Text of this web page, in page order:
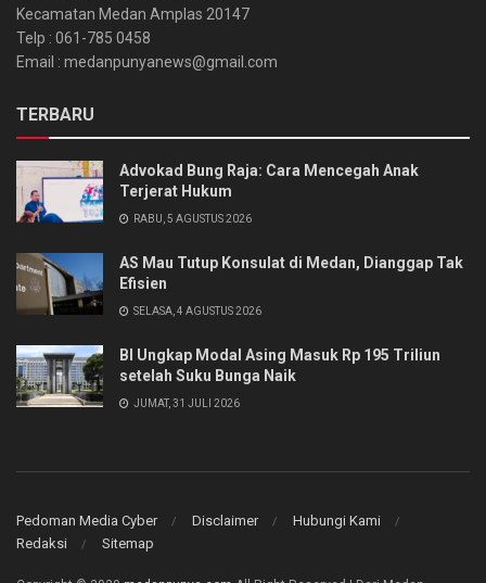
Kecamatan Medan Amplas 20147
Telp : 061-785 0458
Email : medanpunyanews@gmail.com
TERBARU
Advokad Bung Raja: Cara Mencegah Anak
Terjerat Hukum
RABU, 5 AGUSTUS 2026
AS Mau Tutup Konsulat di Medan, Dianggap Tak
Efisien
SELASA, 4 AGUSTUS 2026
BI Ungkap Modal Asing Masuk Rp 195 Triliun
setelah Suku Bunga Naik
JUMAT, 31 JULI 2026
Pedoman Media Cyber Disclaimer
Hubungi Kami
Redaksi
Sitemap